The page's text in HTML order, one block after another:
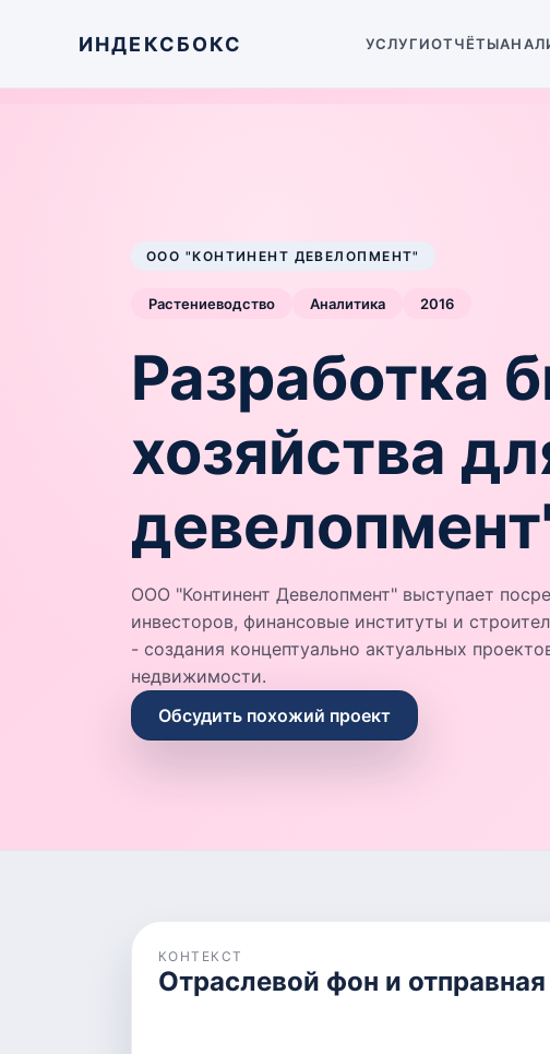
ИНДЕКСБОКС УСЛУГИОТЧЁТЫ
ООО "КОНТИНЕНТ ДЕВЕЛОПМЕНТ"
Растениеводство Аналитика 2016
Разработка
хозяйства
ООО "Континент Девелопмент" выступает
инвесторов, финансовые институты и
- создания концептуально актуальных
недвижимости.
Обсудить похожий проект
КОНТЕКСТ
Отраслевой фон и отправная